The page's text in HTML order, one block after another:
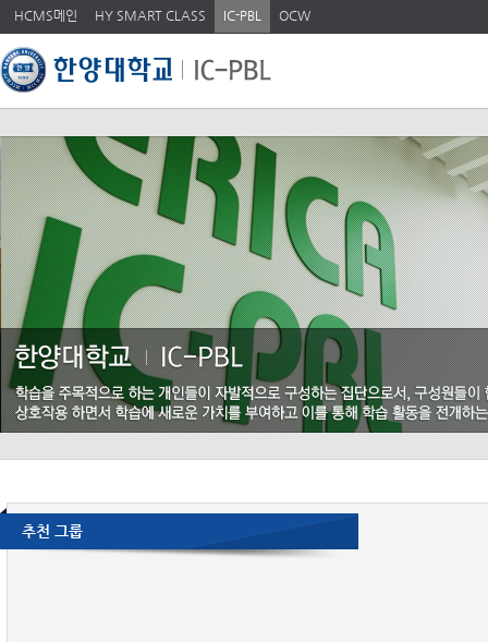
HCMS메인 HY SMART CLASS IC-PBL OCW
추천 그룹